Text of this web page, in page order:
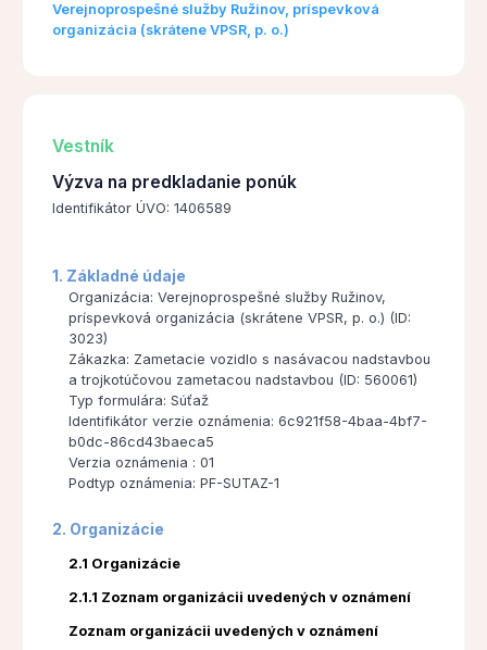
Verejnoprospešné služby Ružinov, príspevková
organizácia (skrátene VPSR, p. o.)
Vestník
Výzva na predkladanie ponúk
Identifikátor ÚVO: 1406589
1. Základné údaje
Organizácia: Verejnoprospešné služby Ružinov,
príspevková organizácia (skrátene VPSR, p. o.) (ID:
3023)
Zákazka: Zametacie vozidlo s nasávacou nadstavbou
a trojkotúčovou zametacou nadstavbou (ID: 560061)
Typ formulára: Súťaž
Identifikátor verzie oznámenia: 6c921f58-4baa-4bf7-
b0dc-86cd43baeca5
Verzia oznámenia : 01
Podtyp oznámenia: PF-SUTAZ-1
2. Organizácie
2.1 Organizácie
2.1.1 Zoznam organizácii uvedených v oznámení
Zoznam organizácii uvedených v oznámení